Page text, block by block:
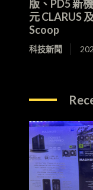
版、PD5 新
元 CLARUS
Scoop
科技新聞